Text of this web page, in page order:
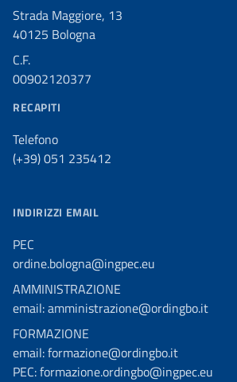
Strada Maggiore, 13
40125 Bologna
C.F.
00902120377
RECAPITI
Telefono
(+39) 051 235412
INDIRIZZI EMAIL
PEC
ordine.bologna@ingpec.eu
AMMINISTRAZIONE
email: amministrazione@ordingbo.it
FORMAZIONE
email: formazione@ordingbo.it
PEC: formazione.ordingbo@ingpec.eu